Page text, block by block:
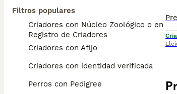
Filtros populares
Criadores con Núcleo Zoológico o en el
Registro de Criadores
Criadores con Afijo
Criadores con identidad verificada
Perros con Pedigree